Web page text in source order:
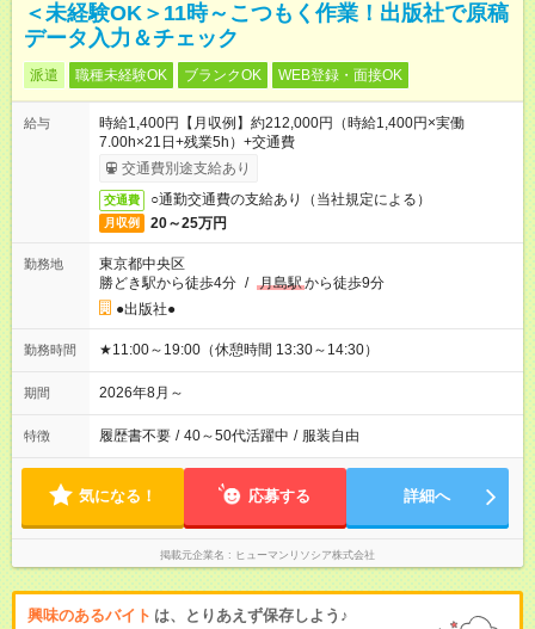
＜未経験OK＞11時～こつもく作業！出版社で原稿
データ入力＆チェック
派遣 職種未経験OK ブランクOK WEB登録・面接OK
給与
時給1,400円【月収例】約212,000円（時給1,400円×実働
7.00h×21日+残業5h）+交通費
交通費別途支給あり
交通費 ○通勤交通費の支給あり（当社規定による）
月収例 20～25万円
勤務地
東京都中央区
勝どき駅から徒歩4分 / 月島駅から徒歩9分
●出版社●
勤務時間 ★11:00～19:00（休憩時間 13:30～14:30）
期間 2026年8月～
特徴 履歴書不要 / 40～50代活躍中 / 服装自由
気になる！ 応募する 詳細へ
掲載元企業名 ヒューマンリソシア株式会社
興味のあるバイト は、とりあえず保存しよう♪